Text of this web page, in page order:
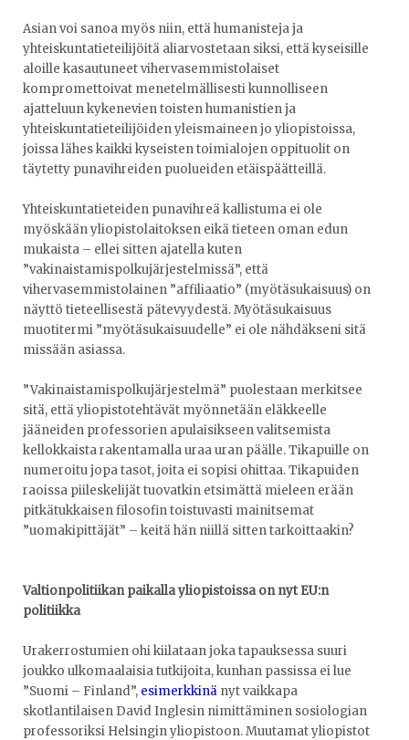
Asian voi sanoa myös niin, että humanisteja ja
yhteiskuntatieteilijöitä aliarvostetaan siksi, että kyseisille
aloille kasautuneet vihervasemmistolaiset
kompromettoivat menetelmällisesti kunnolliseen
ajatteluun kykenevien toisten humanistien ja
yhteiskuntatieteilijöiden yleismaineen jo yliopistoissa,
joissa lähes kaikki kyseisten toimialojen oppituolit on
täytetty punavihreiden puolueiden etäispäätteillä.
Yhteiskuntatieteiden punavihreä kallistuma ei ole
myöskään yliopistolaitoksen eikä tieteen oman edun
mukaista – ellei sitten ajatella kuten
”vakinaistamispolkujärjestelmissä”, että
vihervasemmistolainen ”affiliaatio” (myötäsukaisuus) on
näyttö tieteellisestä pätevyydestä. Myötäsukaisuus
muotitermi ”myötäsukaisuudelle” ei ole nähdäkseni sitä
missään asiassa.
”Vakinaistamispolkujärjestelmä” puolestaan merkitsee
sitä, että yliopistotehtävät myönnetään eläkkeelle
jääneiden professorien apulaisikseen valitsemista
kellokkaista rakentamalla uraa uran päälle. Tikapuille on
numeroitu jopa tasot, joita ei sopisi ohittaa. Tikapuiden
raoissa piileskelijät tuovatkin etsimättä mieleen erään
pitkätukkaisen filosofin toistuvasti mainitsemat
”uomakipittäjät” – keitä hän niillä sitten tarkoittaakin?
Valtionpolitiikan paikalla yliopistoissa on nyt EU:n
politiikka
Urakerrostumien ohi kiilataan joka tapauksessa suuri
joukko ulkomaalaisia tutkijoita, kunhan passissa ei lue
”Suomi – Finland”, esimerkkinä nyt vaikkapa
skotlantilaisen David Inglesin nimittäminen sosiologian
professoriksi Helsingin yliopistoon. Muutamat yliopistot